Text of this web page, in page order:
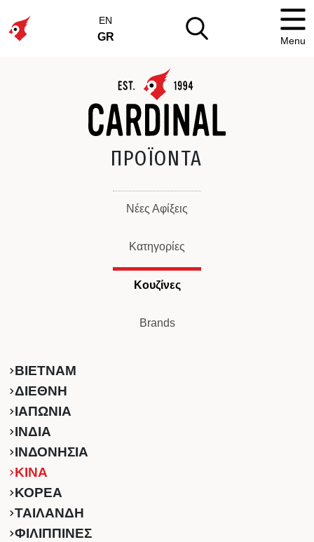
EN
GR Menu
ΠΡΟΪΟΝΤΑ
Νέες Αφίξεις
Κατηγορίες
Κουζίνες
Brands
ΒΙΕΤΝΑΜ
ΔΙΕΘΝΗ
ΙΑΠΩΝΙΑ
ΙΝΔΙΑ
ΙΝΔΟΝΗΣΙΑ
ΚINA
ΚΟΡΕΑ
ΤΑΙΛΑΝΔΗ
ΦΙΛΙΠΠΙΝΕΣ